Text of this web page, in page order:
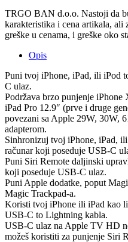
TRGO BAN d.o.o. Nastoji da
karakteristika i cena artikala, ali
greške u cenama, i greške oko
Opis
Puni tvoj iPhone, iPad, ili iPod
C ulaz.
Podržava brzo punjenje
iPad Pro 12.9″ (prve i druge
povezani sa Apple 29W, 30W,
adapterom.
Sinhronizuj tvoj iPhone, iPad,
računar koji poseduje USB-C
Puni Siri Remote daljinski
koji poseduje USB-C ulaz.
Puni Apple dodatke, poput
Magic Trackpad-a.
Koristi tvoj iPhone ili iPad kao
USB-C to Lightning kabla.
USB-C ulaz na Apple TV HD
možeš koristiti za punjenje Siri